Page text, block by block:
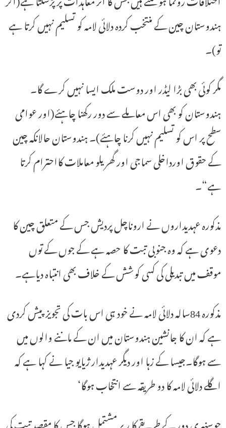
ہندوستان چین کے منتخب کردہ دلائی لامہ کو تسلیم نہیں کرتا ہے
تو)۔
مگر کوئی بھی بڑا لیڈر اور دوست ملک ایسا نہیں کرے گا۔
ہندوستان کو بھی اس معاملے سے دور رکھنا چاہئے(اور عوامی
سطح پر اس کو تسلیم نہیں کرنا چاہئے)۔ ہندوستان حالانکہ چین
کے حقوق اورداخلی سماجی اور گھریلو معاملات کااحترام کرتا
ہے“۔
مذکورہ عہدیداروں نے اروناچل پردیش جس کے متعلق چین کا
دعوی ہے کہ وہ جنوبی تبت کا حصہ ہے کے جوں کے توں
موقف میں تبدیلی کی کسی کوشش کے خلاف بھی انتباہ دیاہے۔
مذکورہ 84سالہ دلائی لامہ نے خود ہی اس بات کی تجویز پیش کردی
ہے کہ ان کا جانشین ہندوستان میں ان کے ماننے والوں میں
سے ہوگا۔جیسا کے زہا اور دیگر عہدیدار ژیایو جیا نے کہا ہے کہ
اگلے دلائی لامہ کا دو طریقہ سے انتخاب ہوگا‘